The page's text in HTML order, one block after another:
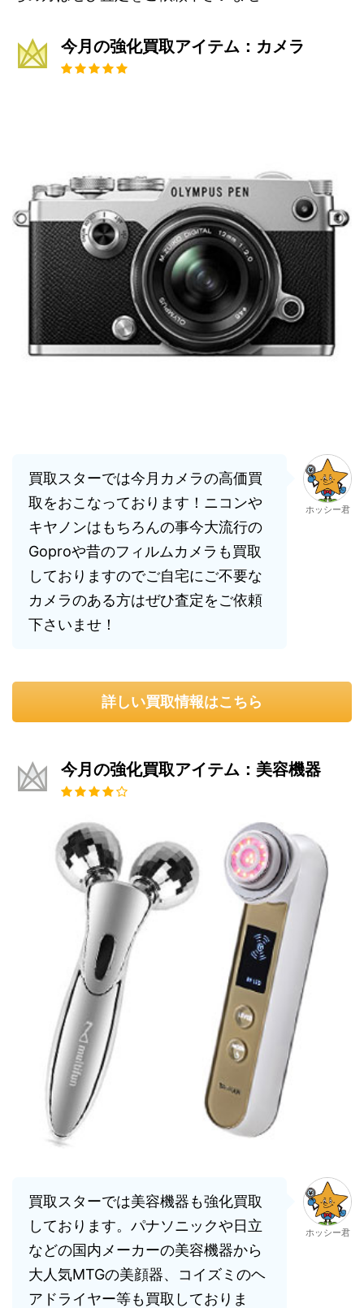
今月の強化買取アイテム：カメラ
買取スターでは今月カメラの高価買
取をおこなっております！ニコンや
キヤノンはもちろんの事今大流行の
Goproや昔のフィルムカメラも買取
しておりますのでご自宅にご不要な
カメラのある方はぜひ査定をご依頼
下さいませ！
ホッシー君
詳しい買取情報はこちら
今月の強化買取アイテム：美容機器
買取スターでは美容機器も強化買取
しております。パナソニックや日立
などの国内メーカーの美容機器から
大人気MTGの美顔器、コイズミのヘ
アドライヤー等も買取しておりま
ホッシー君